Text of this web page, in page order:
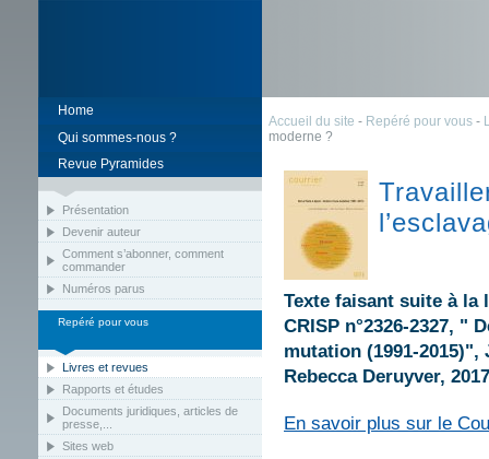
Home
Qui sommes-nous ?
Revue Pyramides
Présentation
Devenir auteur
Comment s’abonner, comment
commander
Numéros parus
Repéré pour vous
Livres et revues
Rapports et études
Documents juridiques, articles de
presse,...
Sites web
Accueil du site - Repéré pour vous -
moderne ?
Texte faisant suite à la
CRISP n°2326-2327, "
mutation (1991-2015)",
Rebecca Deruyver,
En savoir plus sur le